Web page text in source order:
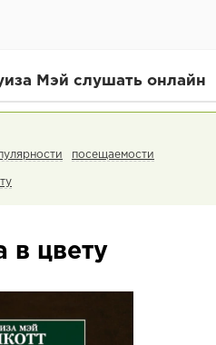
Мэй слушать онлайн
посещаемости
в цвету